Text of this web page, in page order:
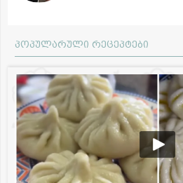
პოპულარული რეცეპტები